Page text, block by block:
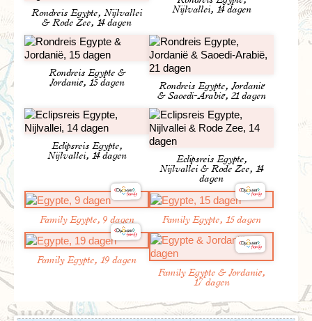
Rondreis Egypte, Nijlvallei
& Rode Zee, 14 dagen
Nijlvallei, 14 dagen
Rondreis Egypte &
Jordanië, 15 dagen
Rondreis Egypte, Jordanië
& Saoedi-Arabië, 21 dagen
Eclipsreis Egypte,
Nijlvallei, 14 dagen
Eclipsreis Egypte,
Nijlvallei & Rode Zee, 14
dagen
Family Egypte, 9 dagen Family Egypte, 15 dagen
Family Egypte, 19 dagen
Family Egypte & Jordanië,
17 dagen